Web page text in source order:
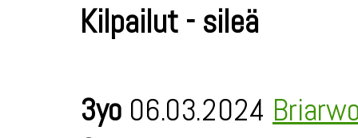
Kilpailut - sileä
3yo 06.03.2024